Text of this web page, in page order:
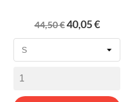
Prix
de
44,50 €Prix
40,05 €